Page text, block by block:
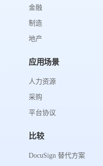
金融
制造
地产
应用场景
人力资源
采购
平台协议
比较
DocuSign 替代方案